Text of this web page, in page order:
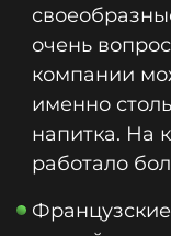
очень
компании
именно
напитка. На
работало